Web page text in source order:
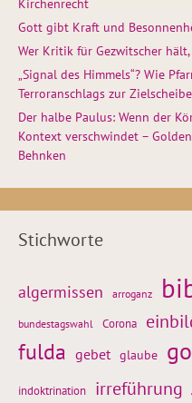
Kirchenrecht
Gott gibt Kraft und
Wer Kritik für Gezwitscher
„Signal des Himmels“? Wie
Terroranschlags zur
Der halbe Paulus: Wenn der
Kontext verschwindet –
Behnken
Stichworte
algermissen arroganz
bundestagswahl Corona
fulda gebet glaube
indoktrination irreführung